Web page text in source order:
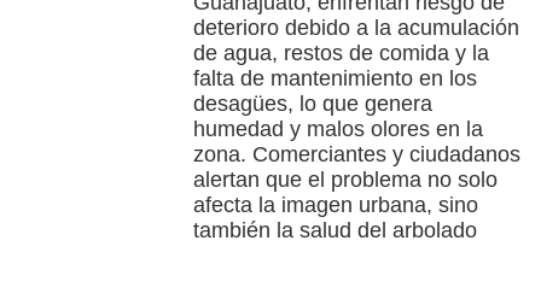
deterioro debido a la acumulación
de agua, restos de comida y la
falta de mantenimiento en los
desagües, lo que genera
humedad y malos olores en la
zona. Comerciantes y ciudadanos
alertan que el problema no solo
afecta la imagen urbana, sino
también la salud del arbolado